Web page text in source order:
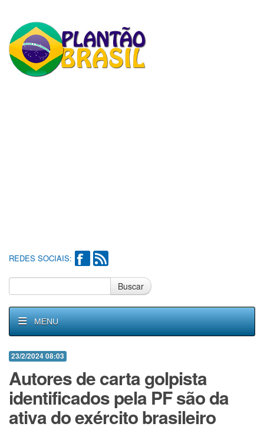
REDES SOCIAIS:
Buscar
MENU
23/2/2024 08:03
Autores de carta golpista
identificados pela PF são da
ativa do exército brasileiro